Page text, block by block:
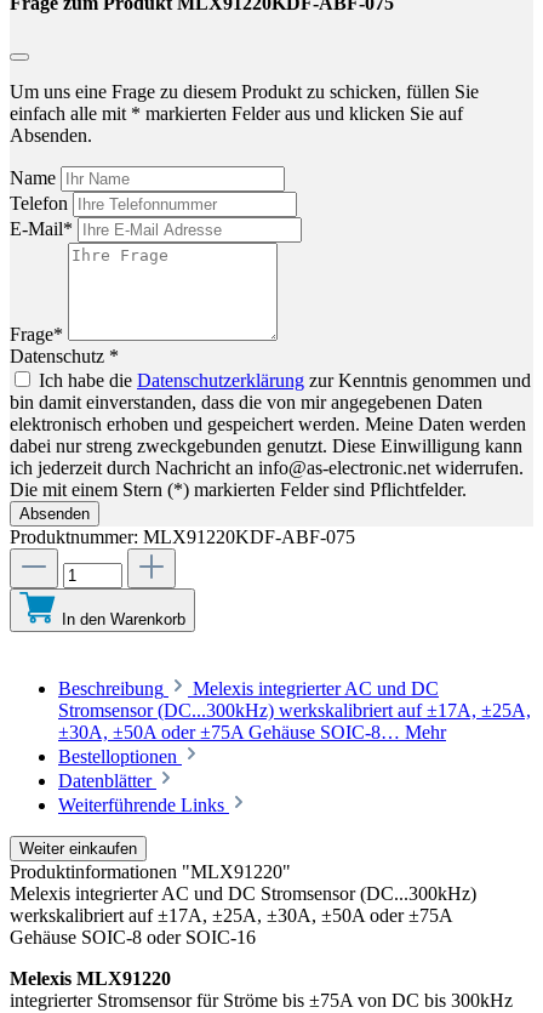
Um uns eine Frage zu diesem Produkt zu schicken, füllen Sie
einfach alle mit * markierten Felder aus und klicken Sie auf
Absenden.
Name
Telefon
E-Mail*
Frage*
Datenschutz *
Ich habe die Datenschutzerklärung zur Kenntnis genommen und
bin damit einverstanden, dass die von mir angegebenen Daten
elektronisch erhoben und gespeichert werden. Meine Daten werden
dabei nur streng zweckgebunden genutzt. Diese Einwilligung kann
ich jederzeit durch Nachricht an info@as-electronic.net widerrufen.
Die mit einem Stern (*) markierten Felder sind Pflichtfelder.
Absenden
Produktnummer: MLX91220KDF-ABF-075
In den Warenkorb
Beschreibung
Melexis integrierter AC und DC
Stromsensor (DC...300kHz) werkskalibriert auf ±17A, ±25A,
±30A, ±50A oder ±75A Gehäuse SOIC-8… Mehr
Bestelloptionen
Datenblätter
Weiterführende Links
Weiter einkaufen
Produktinformationen "MLX91220"
Melexis integrierter AC und DC Stromsensor (DC...300kHz)
werkskalibriert auf ±17A, ±25A, ±30A, ±50A oder ±75A
Gehäuse SOIC-8 oder SOIC-16
Melexis MLX91220
integrierter Stromsensor für Ströme bis ±75A von DC bis 300kHz